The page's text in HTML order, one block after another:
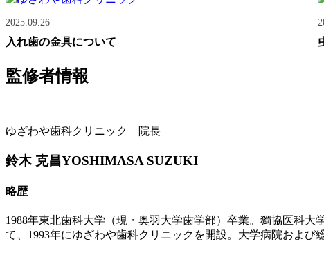
2025.09.26
入れ歯の金具について
監修者情報
ゆざわや歯科クリニック 院長
鈴木 克昌YOSHIMASA SUZUKI
略歴
1988年東北歯科大学（現・奥羽大学歯学部）卒業。獨協医科
て、1993年にゆざわや歯科クリニックを開設。大学病院およ